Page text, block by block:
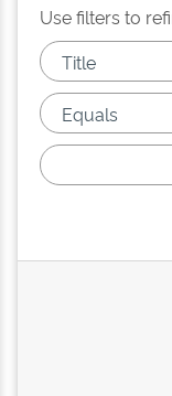
Use filters to